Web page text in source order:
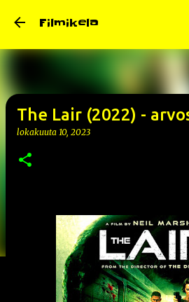
Filmikela
The Lair (2022) -
lokakuuta 10, 2023